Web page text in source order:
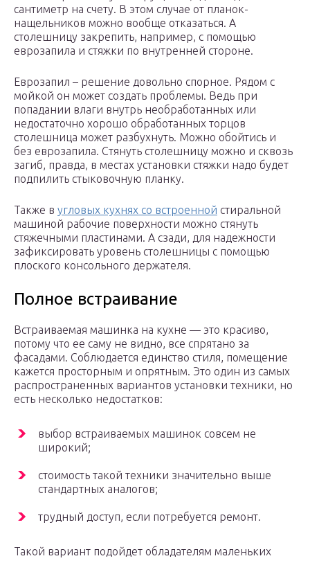
сантиметр на счету. В этом случае от планок-
нащельников можно вообще отказаться. А
столешницу закрепить, например, с помощью
еврозапила и стяжки по внутренней стороне.
Еврозапил – решение довольно спорное. Рядом с
мойкой он может создать проблемы. Ведь при
попадании влаги внутрь необработанных или
недостаточно хорошо обработанных торцов
столешница может разбухнуть. Можно обойтись и
без еврозапила. Стянуть столешницу можно и сквозь
загиб, правда, в местах установки стяжки надо будет
подпилить стыковочную планку.
Также в угловых кухнях со встроенной стиральной
машиной рабочие поверхности можно стянуть
стяжечными пластинами. А сзади, для надежности
зафиксировать уровень столешницы с помощью
плоского консольного держателя.
Полное встраивание
Встраиваемая машинка на кухне — это красиво,
потому что ее саму не видно, все спрятано за
фасадами. Соблюдается единство стиля, помещение
кажется просторным и опрятным. Это один из самых
распространенных вариантов установки техники, но
есть несколько недостатков:
выбор встраиваемых машинок совсем не
широкий;
стоимость такой техники значительно выше
стандартных аналогов;
трудный доступ, если потребуется ремонт.
Такой вариант подойдет обладателям маленьких